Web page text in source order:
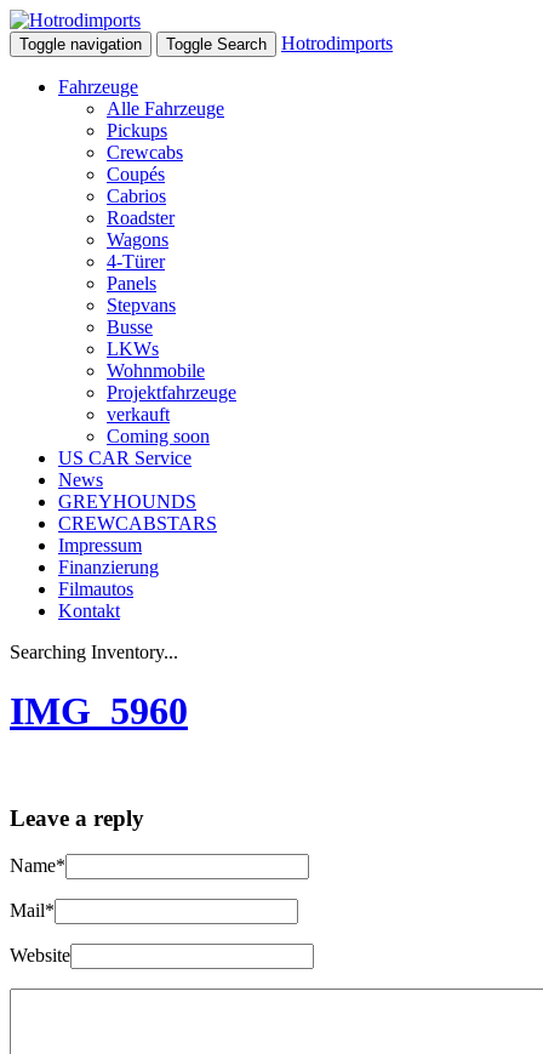
Toggle navigation Toggle Search Hotrodimports
Fahrzeuge
Alle Fahrzeuge
Pickups
Crewcabs
Coupés
Cabrios
Roadster
Wagons
4-Türer
Panels
Stepvans
Busse
LKWs
Wohnmobile
Projektfahrzeuge
verkauft
Coming soon
US CAR Service
News
GREYHOUNDS
CREWCABSTARS
Impressum
Finanzierung
Filmautos
Kontakt
Searching Inventory...
IMG_5960
Leave a reply
Name*
Mail*
Website